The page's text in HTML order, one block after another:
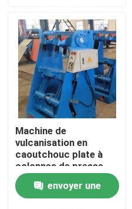
Au sujet de nous
Visite d'usine
Contrôle de qualité
Contactez-nous
Nouvelles
Machine de
vulcanisation en
caoutchouc plate à
colonnes de presse
avec du CE et l'OIN
envoyer une